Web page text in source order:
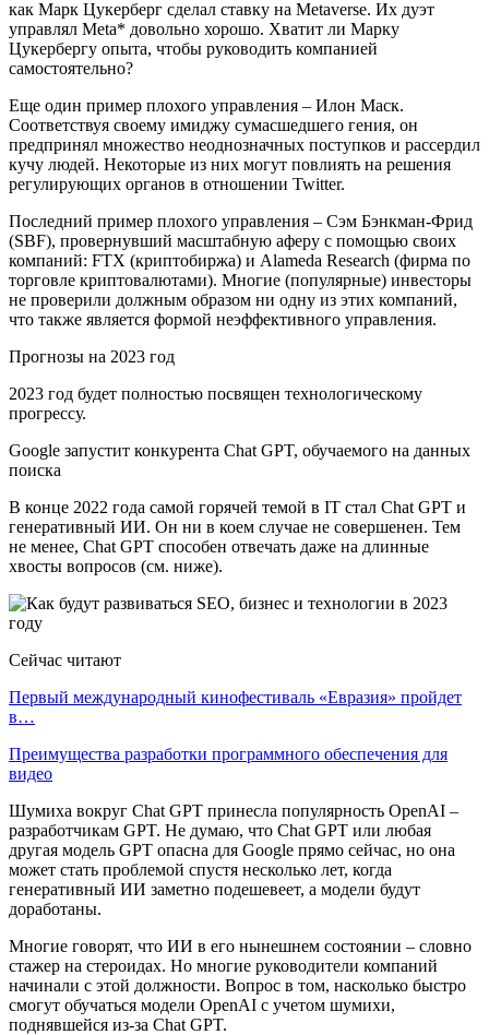
как Марк Цукерберг сделал ставку на Metaverse. Их дуэт
управлял Meta* довольно хорошо. Хватит ли Марку
Цукербергу опыта, чтобы руководить компанией
самостоятельно?
Еще один пример плохого управления – Илон Маск.
Соответствуя своему имиджу сумасшедшего гения, он
предпринял множество неоднозначных поступков и рассердил
кучу людей. Некоторые из них могут повлиять на решения
регулирующих органов в отношении Twitter.
Последний пример плохого управления – Сэм Бэнкман-Фрид
(SBF), провернувший масштабную аферу с помощью своих
компаний: FTX (криптобиржа) и Alameda Research (фирма по
торговле криптовалютами). Многие (популярные) инвесторы
не проверили должным образом ни одну из этих компаний,
что также является формой неэффективного управления.
Прогнозы на 2023 год
2023 год будет полностью посвящен технологическому
прогрессу.
Google запустит конкурента Chat GPT, обучаемого на данных
поиска
В конце 2022 года самой горячей темой в IT стал Chat GPT и
генеративный ИИ. Он ни в коем случае не совершенен. Тем
не менее, Chat GPT способен отвечать даже на длинные
хвосты вопросов (см. ниже).
Сейчас читают
Первый международный кинофестиваль «Евразия» пройдет
в…
Преимущества разработки программного обеспечения для
видео
Шумиха вокруг Chat GPT принесла популярность OpenAI –
разработчикам GPT. Не думаю, что Chat GPT или любая
другая модель GPT опасна для Google прямо сейчас, но она
может стать проблемой спустя несколько лет, когда
генеративный ИИ заметно подешевеет, а модели будут
доработаны.
Многие говорят, что ИИ в его нынешнем состоянии – словно
стажер на стероидах. Но многие руководители компаний
начинали с этой должности. Вопрос в том, насколько быстро
смогут обучаться модели OpenAI с учетом шумихи,
поднявшейся из-за Chat GPT.